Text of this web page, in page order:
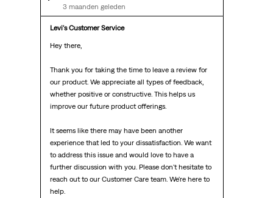
3 maanden geleden
Levi's Customer Service
Hey there,
Thank you for taking the time to leave a review for
our product. We appreciate all types of feedback,
whether positive or constructive. This helps us
improve our future product offerings.
It seems like there may have been another
experience that led to your dissatisfaction. We want
to address this issue and would love to have a
further discussion with you. Please don't hesitate to
reach out to our Customer Care team. We're here to
help.